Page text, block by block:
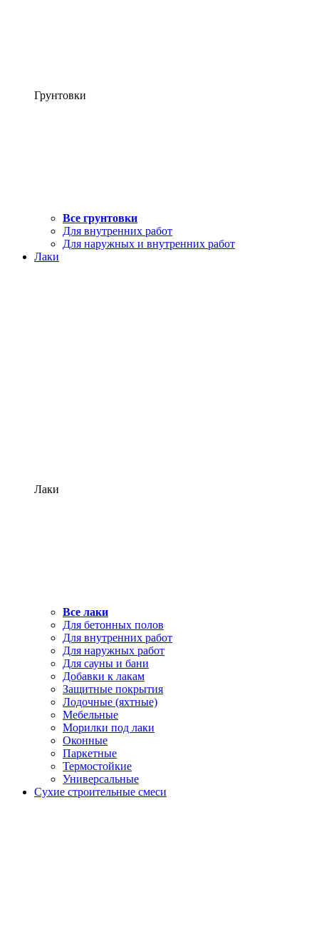
Грунтовки
Все грунтовки
Для внутренних работ
Для наружных и внутренних работ
Лаки
Лаки
Все лаки
Для бетонных полов
Для внутренних работ
Для наружных работ
Для сауны и бани
Добавки к лакам
Защитные покрытия
Лодочные (яхтные)
Мебельные
Морилки под лаки
Оконные
Паркетные
Термостойкие
Универсальные
Сухие строительные смеси